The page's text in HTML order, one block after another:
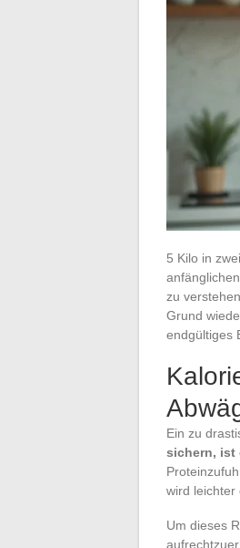
5 Kilo in
zu
Grund
endgültiges
Ein zu
sichern, ist
wird leichter
Um dieses